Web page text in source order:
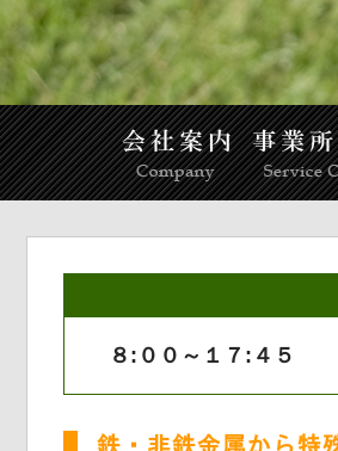
８:００～１７:４５